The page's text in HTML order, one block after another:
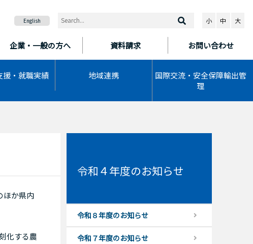
企業・一般の方へ 資料請求 お問い合わせ
・ 就職実績 地域連携
国際交流・安全保障輸出管
理
English 小 中 大
ほか県内
化する農
令和４年度のお知らせ
令和８年度のお知らせ
令和７年度のお知らせ